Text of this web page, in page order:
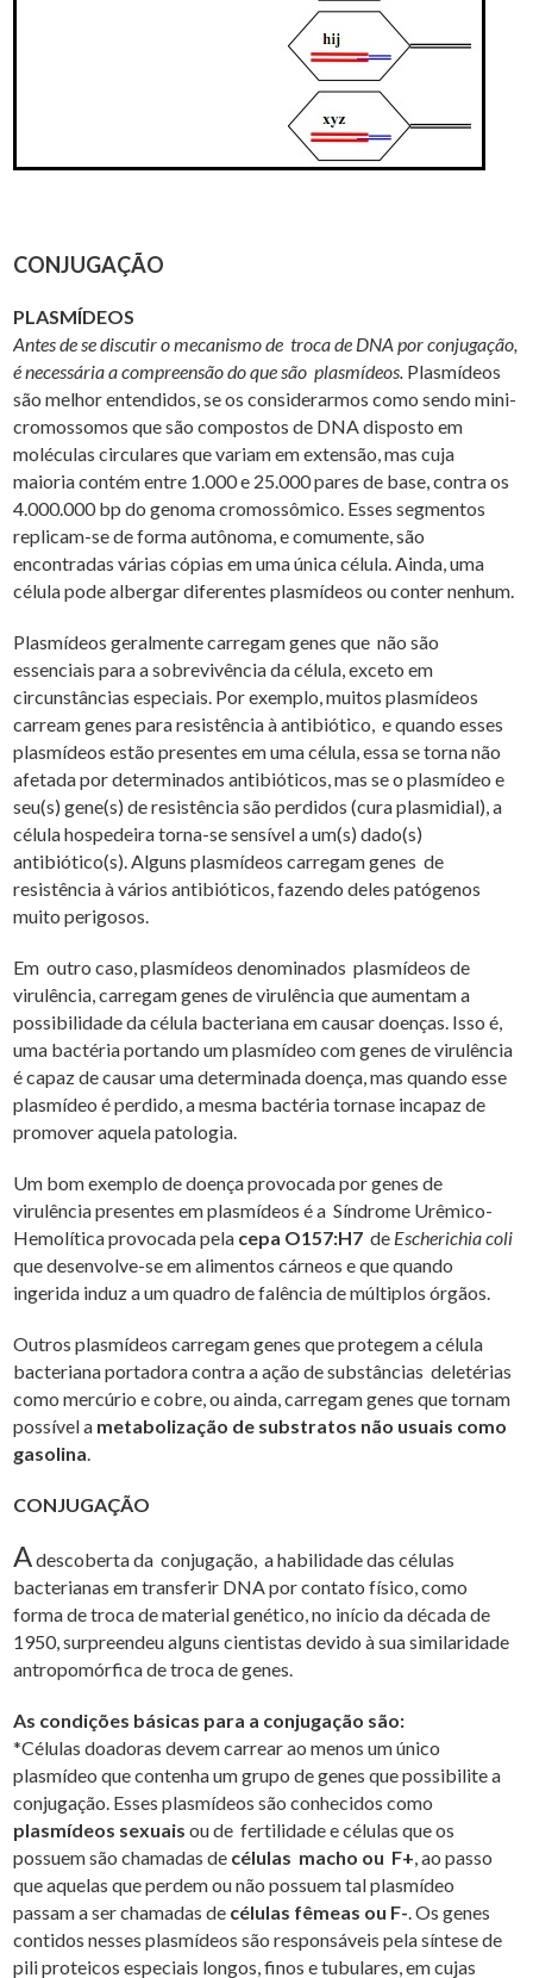
CONJUGAÇÃO
PLASMÍDEOS
Antes de se discutir o mecanismo de troca de DNA por conjugação,
é necessária a compreensão do que são plasmídeos. Plasmídeos
são melhor entendidos, se os considerarmos como sendo mini-
cromossomos que são compostos de DNA disposto em
moléculas circulares que variam em extensão, mas cuja
maioria contém entre 1.000 e 25.000 pares de base, contra os
4.000.000 bp do genoma cromossômico. Esses segmentos
replicam-se de forma autônoma, e comumente, são
encontradas várias cópias em uma única célula. Ainda, uma
célula pode albergar diferentes plasmídeos ou conter nenhum.
Plasmídeos geralmente carregam genes que não são
essenciais para a sobrevivência da célula, exceto em
circunstâncias especiais. Por exemplo, muitos plasmídeos
carream genes para resistência à antibiótico, e quando esses
plasmídeos estão presentes em uma célula, essa se torna não
afetada por determinados antibióticos, mas se o plasmídeo e
seu(s) gene(s) de resistência são perdidos (cura plasmidial), a
célula hospedeira torna-se sensível a um(s) dado(s)
antibiótico(s). Alguns plasmídeos carregam genes de
resistência à vários antibióticos, fazendo deles patógenos
muito perigosos.
Em outro caso, plasmídeos denominados plasmídeos de
virulência, carregam genes de virulência que aumentam a
possibilidade da célula bacteriana em causar doenças. Isso é,
uma bactéria portando um plasmídeo com genes de virulência
é capaz de causar uma determinada doença, mas quando esse
plasmídeo é perdido, a mesma bactéria tornase incapaz de
promover aquela patologia.
Um bom exemplo de doença provocada por genes de
virulência presentes em plasmídeos é a Síndrome Urêmico-
Hemolítica provocada pela cepa O157:H7 de Escherichia coli
que desenvolve-se em alimentos cárneos e que quando
ingerida induz a um quadro de falência de múltiplos órgãos.
Outros plasmídeos carregam genes que protegem a célula
bacteriana portadora contra a ação de substâncias deletérias
como mercúrio e cobre, ou ainda, carregam genes que tornam
possível a metabolização de substratos não usuais como
gasolina
CONJUGAÇÃO
Adescoberta da conjugação, a habilidade das células
bacterianas em transferir DNA por contato físico, como
forma de troca de material genético, no início da década de
1950, surpreendeu alguns cientistas devido à sua similaridade
antropomórfica de troca de genes.
As condições básicas para a conjugação são:
*Células doadoras devem carrear ao menos um único
plasmídeo que contenha um grupo de genes que possibilite a
conjugação. Esses plasmídeos são conhecidos como
plasmídeos sexuais ou de fertilidade e células que os
possuem são chamadas de células macho ou F+ , ao passo
que aquelas que perdem ou não possuem tal plasmídeo
passam a ser chamadas de células fêmeas ou F- . Os genes
contidos nesses plasmídeos são responsáveis pela síntese de
pili proteicos especiais longos, finos e tubulares, em cujas